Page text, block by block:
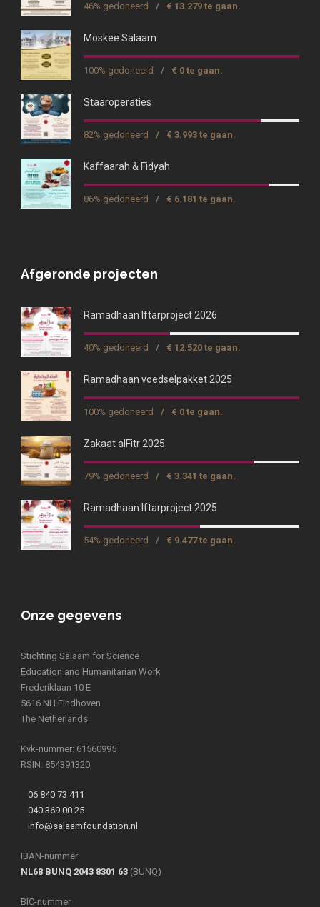
46% gedoneerd / € 13.279 te gaan.
Moskee Salaam
100% gedoneerd / € 0 te gaan.
Staaroperaties
82% gedoneerd / € 3.993 te gaan.
Kaffaarah & Fidyah
86% gedoneerd / € 6.181 te gaan.
Afgeronde projecten
Ramadhaan Iftarproject 2026
40% gedoneerd / € 12.520 te gaan.
Ramadhaan voedselpakket 2025
100% gedoneerd / € 0 te gaan.
Zakaat alFitr 2025
79% gedoneerd / € 3.341 te gaan.
Ramadhaan Iftarproject 2025
54% gedoneerd / € 9.477 te gaan.
Onze gegevens
Stichting Salaam for Science
Education and Humanitarian Work
Frederiklaan 10 E
5616 NH Eindhoven
The Netherlands
Kvk-nummer: 61560995
RSIN: 854391320
06 840 73 411
040 369 00 25
info@salaamfoundation.nl
IBAN-nummer
NL68 BUNQ 2043 8301 63 (BUNQ)
BIC-nummer